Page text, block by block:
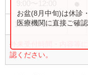
13:30〜18:00 ●
外来受付時間・内容等
認ください。
お盆(8月中旬)は休診
医療機関に直接ご確認